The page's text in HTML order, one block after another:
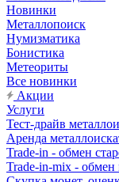
Новинки
Металлопоиск
Нумизматика
Бонистика
Метеориты
Все новинки
Акции
Услуги
Тест-драйв
Аренда
Trade-in - обмен
Trade-in-mix - обмен